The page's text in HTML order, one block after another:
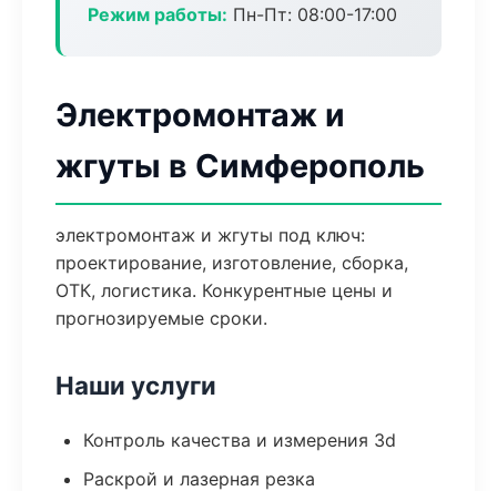
Режим работы: Пн-Пт: 08:00-17:00
Электромонтаж и
жгуты в Симферополь
электромонтаж и жгуты под ключ:
проектирование, изготовление, сборка,
ОТК, логистика. Конкурентные цены и
прогнозируемые сроки.
Наши услуги
Контроль качества и измерения 3d
Раскрой и лазерная резка